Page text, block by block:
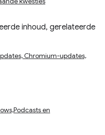
inhoud, gerelateerde
Chromium-updates,
en